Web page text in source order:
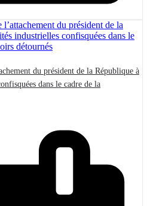
du président de la République à
dans le cadre de la